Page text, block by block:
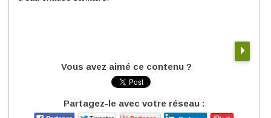
Vous avez aimé ce contenu ?
Partagez-le avec votre réseau :